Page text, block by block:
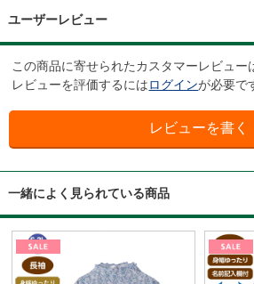
ユーザーレビュー
この商品に寄せられたカスタマーレビュー
レビューを評価するにはログインが必要で
一緒によく見られている商品